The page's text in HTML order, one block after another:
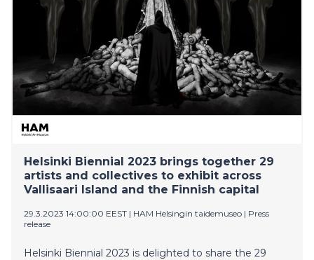
juni.
Helsinki Biennial 2023 brings together 29
artists and collectives to exhibit across
Vallisaari Island and the Finnish capital
29.3.2023 14:00:00 EEST | HAM Helsingin taidemuseo | Press
release
Helsinki Biennial 2023 is delighted to share the 29